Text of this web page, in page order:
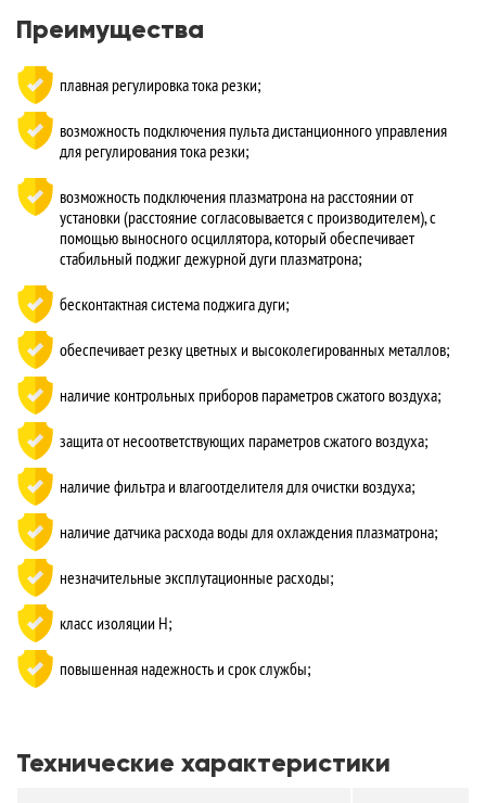
Преимущества
плавная регулировка тока резки;
возможность подключения пульта дистанционного управления
для регулирования тока резки;
возможность подключения плазматрона на расстоянии от
установки (расстояние согласовывается с производителем), с
помощью выносного осциллятора, который обеспечивает
стабильный поджиг дежурной дуги плазматрона;
бесконтактная система поджига дуги;
обеспечивает резку цветных и высоколегированных металлов;
наличие контрольных приборов параметров сжатого воздуха;
защита от несоответствующих параметров сжатого воздуха;
наличие фильтра и влагоотделителя для очистки воздуха;
наличие датчика расхода воды для охлаждения плазматрона;
незначительные эксплутационные расходы;
класс изоляции Н;
повышенная надежность и срок службы;
Технические характеристики